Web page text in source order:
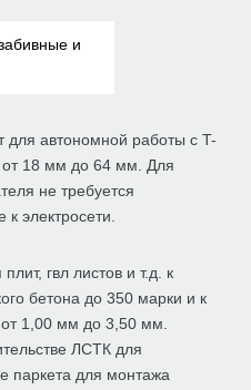
и
для автономной работы с T-
от 18 мм до 64 мм. Для
не требуется
электросети.
гвл листов и т.д. к
бетона до 350 марки и к
1,00 мм до 3,50 мм.
ЛСТК для
паркета для монтажа